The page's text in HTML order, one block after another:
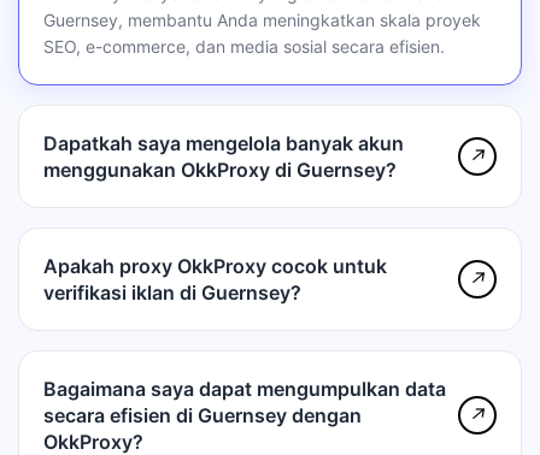
Guernsey, membantu Anda meningkatkan skala proyek
SEO, e-commerce, dan media sosial secara efisien.
Dapatkah saya mengelola banyak akun
menggunakan OkkProxy di Guernsey?
↗
Apakah proxy OkkProxy cocok untuk
verifikasi iklan di Guernsey?
↗
Bagaimana saya dapat mengumpulkan data
secara efisien di Guernsey dengan
OkkProxy?
↗